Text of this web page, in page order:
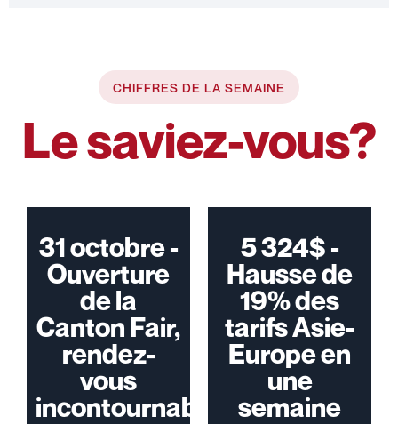
CHIFFRES DE LA SEMAINE
Le saviez-vous?
31 octobre -
Ouverture
de la
Canton Fair,
rendez-
vous
incontournable
5 324$ -
Hausse de
19% des
tarifs Asie-
Europe en
une
semaine